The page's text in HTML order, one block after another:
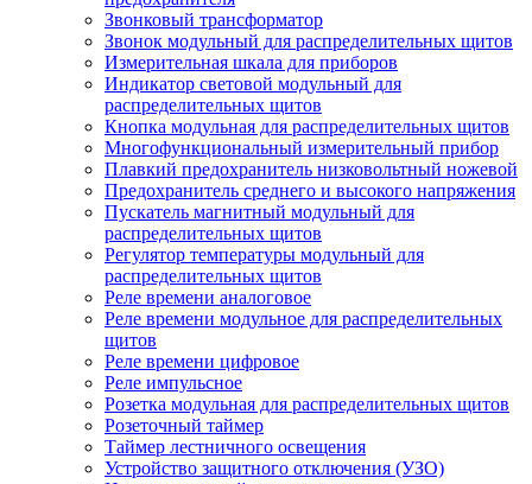
Звонковый трансформатор
Звонок модульный для распределительных щитов
Измерительная шкала для приборов
Индикатор световой модульный для
распределительных щитов
Кнопка модульная для распределительных щитов
Многофункциональный измерительный прибор
Плавкий предохранитель низковольтный ножевой
Предохранитель среднего и высокого напряжения
Пускатель магнитный модульный для
распределительных щитов
Регулятор температуры модульный для
распределительных щитов
Реле времени аналоговое
Реле времени модульное для распределительных
щитов
Реле времени цифровое
Реле импульсное
Розетка модульная для распределительных щитов
Розеточный таймер
Таймер лестничного освещения
Устройство защитного отключения (УЗО)